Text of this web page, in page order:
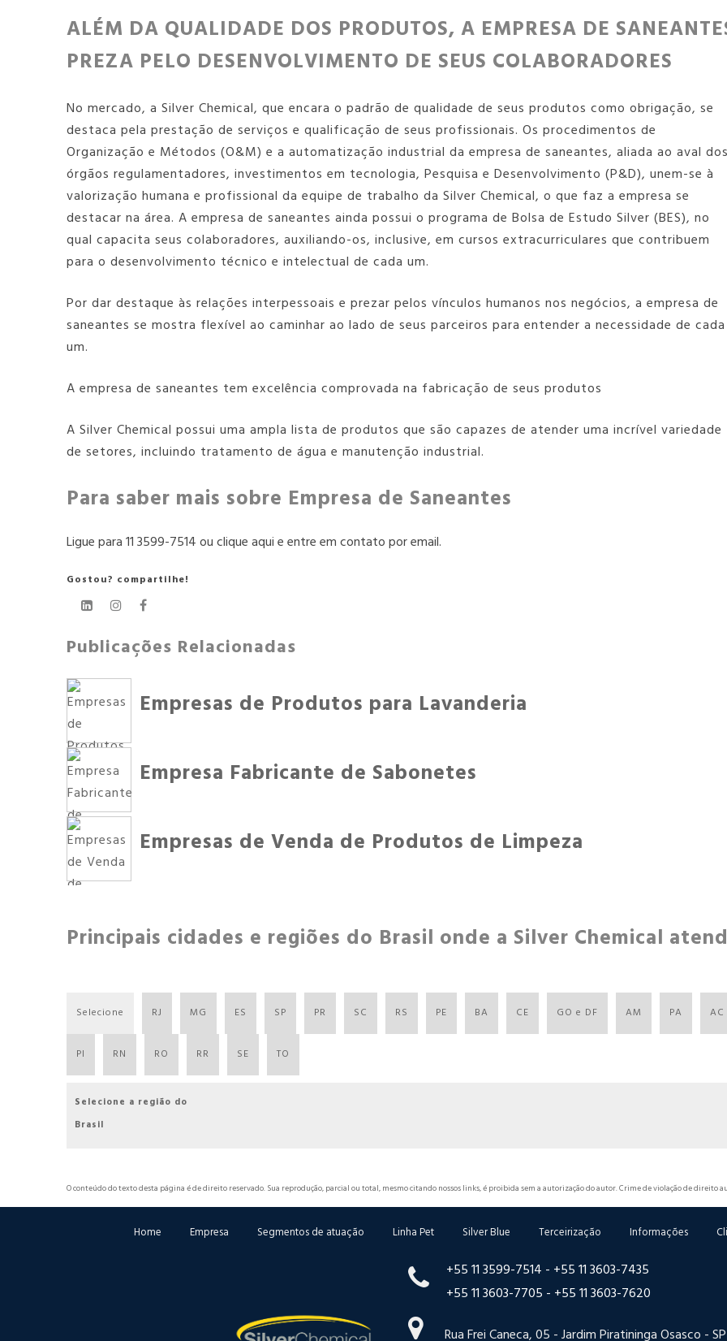
ALÉM DA QUALIDADE DOS PRODUTOS, A EMPRESA DE
PREZA PELO DESENVOLVIMENTO DE SEUS COLABORADORES
No mercado, a Silver Chemical, que encara o padrão de qualidade de seus produtos como obrigação, se
destaca pela prestação de serviços e qualificação de seus profissionais. Os procedimentos de
Organização e Métodos (O&M) e a automatização industrial da empresa de saneantes, aliada ao aval dos
órgãos regulamentadores, investimentos em tecnologia, Pesquisa e Desenvolvimento (P&D), unem-se à
valorização humana e profissional da equipe de trabalho da Silver Chemical, o que faz a empresa se
destacar na área. A empresa de saneantes ainda possui o programa de Bolsa de Estudo Silver (BES), no
qual capacita seus colaboradores, auxiliando-os, inclusive, em cursos extracurriculares que contribuem
para o desenvolvimento técnico e intelectual de cada um.
Por dar destaque às relações interpessoais e prezar pelos vínculos humanos nos negócios, a empresa de
saneantes se mostra flexível ao caminhar ao lado de seus parceiros para entender a necessidade de cada
um.
A empresa de saneantes tem excelência comprovada na fabricação de seus produtos
A Silver Chemical possui uma ampla lista de produtos que são capazes de atender uma incrível variedade
de setores, incluindo tratamento de água e manutenção industrial.
Para saber mais sobre Empresa de Saneantes
Ligue para11 3599-7514ouclique aquie entre em contato por email.
Gostou? compartilhe!
Publicações Relacionadas
Empresas de Produtos para Lavanderia
Empresa Fabricante de Sabonetes
Empresas de Venda de Produtos de Limpeza
Principais cidades e regiões do Brasil onde a Silver Chemical
Selecione RJ MG ES SP PR SC RS PE BA CE GO e DF AM PA AC
PI RN RO RR SE TO
Selecione a região do
Brasil
O conteúdo do texto desta página é de direito reservado. Sua reprodução, parcial ou total, mesmo citando nossos links, é proibida sem a autorização do autor. Crime de violação de direito
Home Empresa Segmentos de atuação Linha Pet Silver Blue Terceirização Informações
+55 11 3599-7514 - +55 11 3603-7435
+55 11 3603-7705 - +55 11 3603-7620
Rua Frei Caneca, 05 - Jardim Piratininga Osasco -